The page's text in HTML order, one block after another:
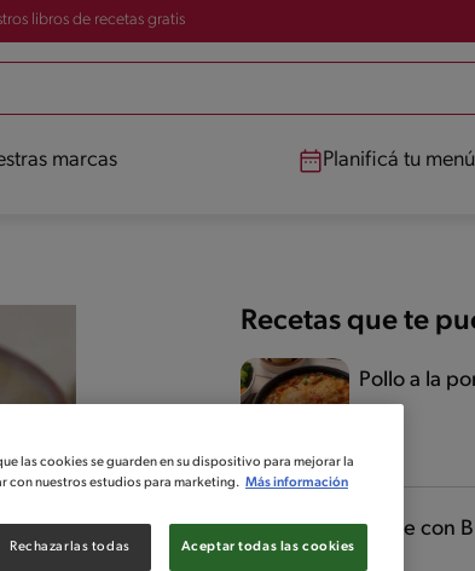
libros de recetas gratis
marcas Planificá tu menú
Recetas que te
Pollo a la
Carne con
las cookies se guarden en su dispositivo para mejorar la
con nuestros estudios para marketing. Más información
Rechazarlas todas Aceptar todas las cookies